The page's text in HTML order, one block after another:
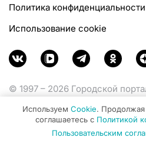
Политика конфиденциальности
Использование cookie
© 1997 – 2026 Городской
Министерства цифрового
коммуникаций Российской
Используем Cookie. Продолжая
соглашаетесь с Политикой
Пользовательским